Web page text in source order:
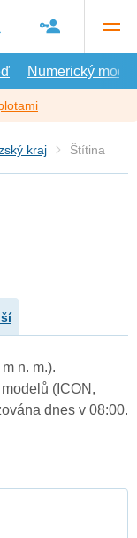
Numerický model
kraj Štítina
n. m.).
(ICON,
dnes v 08:00.